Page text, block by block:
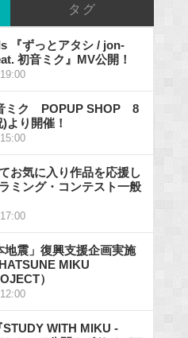
タグ
『ずっとアタシ / jon-
初音ミク』MV公開！
ミク POPUP SHOP 8
より開催！
お気に入り作品を応援し
ミング・コンテスト一般
地震」復興支援企画実施
MIKU
）
WITH MIKU -